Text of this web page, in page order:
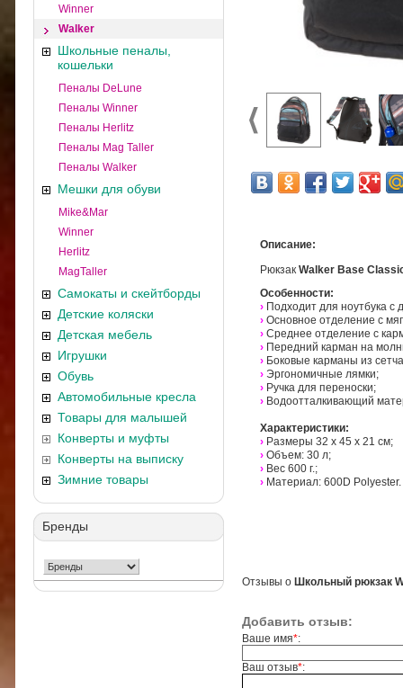
Winner
Walker
Школьные пеналы,
кошельки
Пеналы DeLune
Пеналы Winner
Пеналы Herlitz
Пеналы Mag Taller
Пеналы Walker
Мешки для обуви
Mike&Mar
Winner
Herlitz
MagTaller
Самокаты и скейтборды
Детские коляски
Детская мебель
Игрушки
Обувь
Автомобильные кресла
Товары для малышей
Конверты и муфты
Конверты на выписку
Зимние товары
Бренды
Описание:
Рюкзак Walker Base
Особенности:
› Подходит для ноутбука с
› Основное отделение с
› Среднее отделение с
› Передний карман на
› Боковые карманы из
› Эргономичные лямки;
› Ручка для переноски;
› Водоотталкивающий
Характеристики:
› Размеры 32 x 45 x 21 см;
› Объем: 30 л;
› Вес 600 г.;
› Материал: 600D Polyester.
Отзывы о Школьный рюкзак
Добавить отзыв:
Ваше имя*:
Ваш отзыв*: